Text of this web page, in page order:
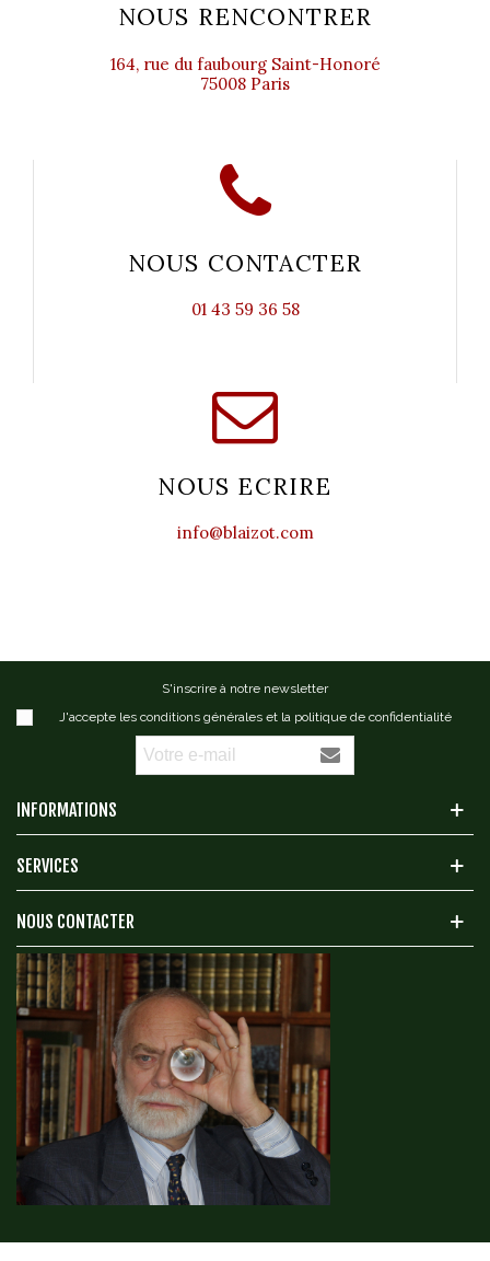
NOUS RENCONTRER
164, rue du faubourg Saint-Honoré
75008 Paris
NOUS CONTACTER
01 43 59 36 58
NOUS ECRIRE
info@blaizot.com
S'inscrire à notre newsletter
J'accepte les conditions générales et la politique de confidentialité
INFORMATIONS
SERVICES
NOUS CONTACTER